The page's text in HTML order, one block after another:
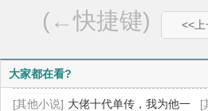
(←快捷键) <<
大家都在看?
[其他小说] 大佬十代单传，我为他一
[